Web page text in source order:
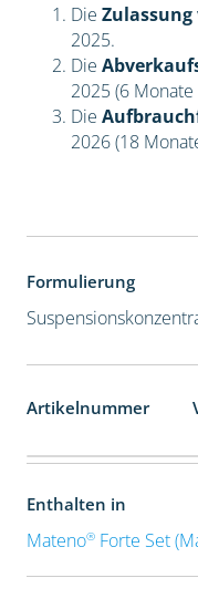
Die Zulassung
2025.
Die
2025 (6
Die
2026 (18
Formulierung
Artikelnummer
Enthalten in
Mateno®Forte Set